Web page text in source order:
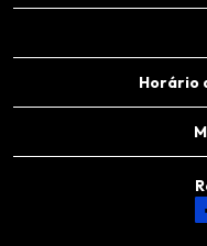
Horário